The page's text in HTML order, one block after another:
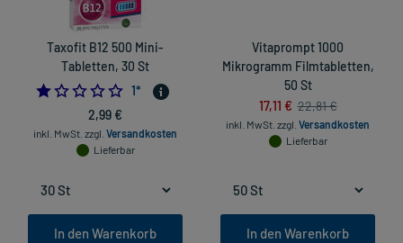
Taxofit B12 500 Mini-
Tabletten, 30 St
1.0
1*
2,99 €
inkl. MwSt. zzgl. Versandkosten
Lieferbar
In den Warenkorb
Vitaprompt 1000
Mikrogramm Filmtabletten,
50 St
17,11 € 22,81 €
inkl. MwSt. zzgl. Versandkosten
Lieferbar
In den Warenkorb